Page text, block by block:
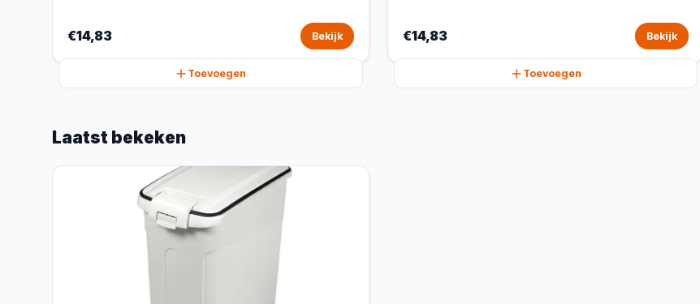
€14,83 Bekijk
Toevoegen
€14,83 Bekijk
Toevoegen
Laatst bekeken